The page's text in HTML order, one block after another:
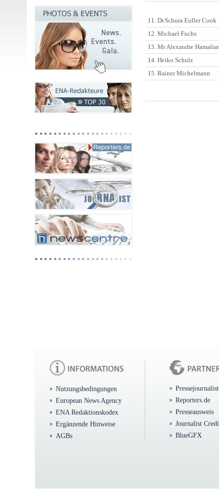
11. Dr.Schura Euller Cook
12. Michael Fuchs
13. Mr Alexandre
14. Heiko Schulz
15. Rainer Michelmann
Nutzungsbedingungen
European News Agency
ENA Redaktionskodex
Ergänzende Hinweise
AGBs
Reporters.de
Presseausweis
Journalist
BlueGFX